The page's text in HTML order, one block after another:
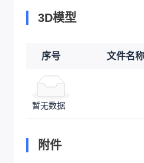
3D模型
序号 文件名称
暂无数据
附件